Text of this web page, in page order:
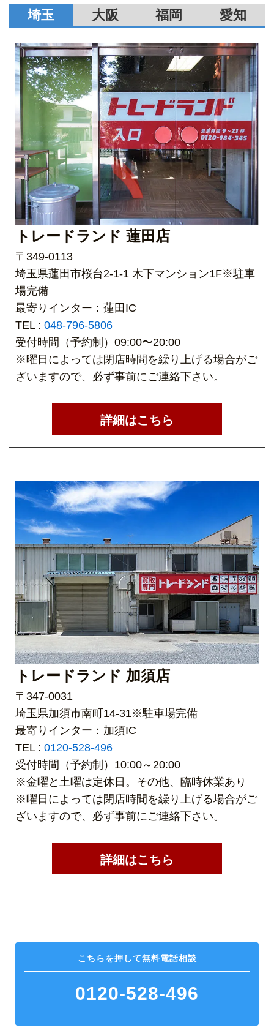
埼玉 大阪 福岡 愛知
トレードランド 蓮田店
〒349-0113
埼玉県蓮田市桜台2-1-1 木下マンション1F※駐車
場完備
最寄りインター：蓮田IC
TEL : 048-796-5806
受付時間（予約制）09:00〜20:00
※曜日によっては閉店時間を繰り上げる場合がご
ざいますので、必ず事前にご連絡下さい。
詳細はこちら
トレードランド 加須店
〒347-0031
埼玉県加須市南町14-31※駐車場完備
最寄りインター：加須IC
TEL : 0120-528-496
受付時間（予約制）10:00～20:00
※金曜と土曜は定休日。その他、臨時休業あり
※曜日によっては閉店時間を繰り上げる場合がご
ざいますので、必ず事前にご連絡下さい。
詳細はこちら
こちらを押して無料電話相談
0120-528-496